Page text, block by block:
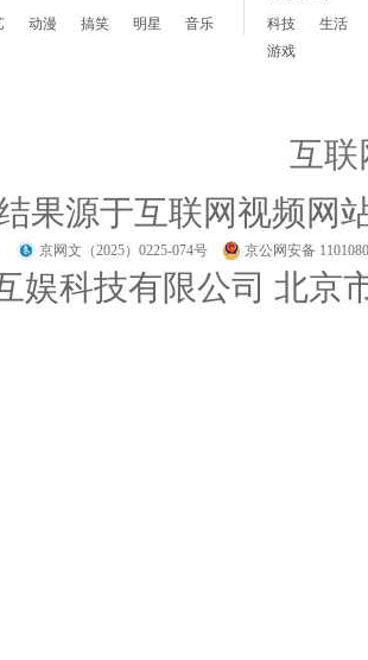
动漫 搞笑 明星 音乐 科技
生活
游戏
互联
果源于互联网视频网
京网文（2025）0225-074号 京公网安备
娱科技有限公司 北京